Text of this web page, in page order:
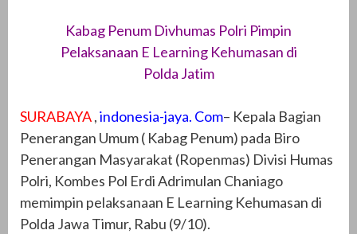
Kabag Penum Divhumas Polri Pimpin
Pelaksanaan E Learning Kehumasan di
Polda Jatim
SURABAYA,indonesia-jaya. Com– Kepala Bagian
Penerangan Umum ( Kabag Penum) pada Biro
Penerangan Masyarakat (Ropenmas) Divisi Humas
Polri, Kombes Pol Erdi Adrimulan Chaniago
memimpin pelaksanaan E Learning Kehumasan di
Polda Jawa Timur, Rabu (9/10).